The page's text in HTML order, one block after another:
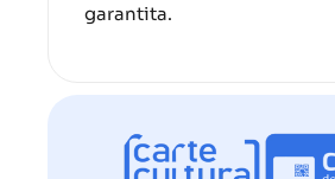
garantita.